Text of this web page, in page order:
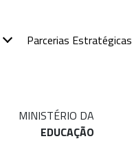
Parcerias Estratégicas
MINISTÉRIO DA
EDUCAÇÃO